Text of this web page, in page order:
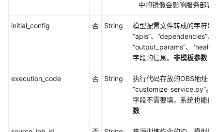
开
训
中的镜像会影响服务部署
initial_config 否 String
模型配置文件转成的字符
“apis”、“dependencies”、
“output_params”、
字段的信息。 非模板参数
execution_code 否 String
执行代码存放的OBS地址
“customize_service.py”。
字段不需要填，系统也能
数